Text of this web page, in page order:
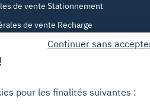
de vente Stationnement
de vente Recharge
de confidentialité
aux cookies
légales
Continuer sans
pour les finalités suivantes :